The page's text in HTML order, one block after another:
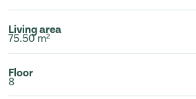
Living area
75.50 m²
Floor
8